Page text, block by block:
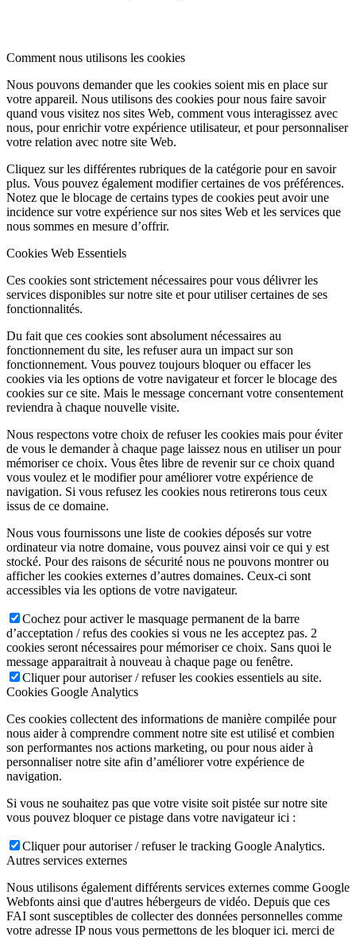
Comment nous utilisons les cookies
Nous pouvons demander que les cookies soient mis en place sur
votre appareil. Nous utilisons des cookies pour nous faire savoir
quand vous visitez nos sites Web, comment vous interagissez avec
nous, pour enrichir votre expérience utilisateur, et pour personnaliser
votre relation avec notre site Web.
Cliquez sur les différentes rubriques de la catégorie pour en savoir
plus. Vous pouvez également modifier certaines de vos préférences.
Notez que le blocage de certains types de cookies peut avoir une
incidence sur votre expérience sur nos sites Web et les services que
nous sommes en mesure d’offrir.
Cookies Web Essentiels
Ces cookies sont strictement nécessaires pour vous délivrer les
services disponibles sur notre site et pour utiliser certaines de ses
fonctionnalités.
Du fait que ces cookies sont absolument nécessaires au
fonctionnement du site, les refuser aura un impact sur son
fonctionnement. Vous pouvez toujours bloquer ou effacer les
cookies via les options de votre navigateur et forcer le blocage des
cookies sur ce site. Mais le message concernant votre consentement
reviendra à chaque nouvelle visite.
Nous respectons votre choix de refuser les cookies mais pour éviter
de vous le demander à chaque page laissez nous en utiliser un pour
mémoriser ce choix. Vous êtes libre de revenir sur ce choix quand
vous voulez et le modifier pour améliorer votre expérience de
navigation. Si vous refusez les cookies nous retirerons tous ceux
issus de ce domaine.
Nous vous fournissons une liste de cookies déposés sur votre
ordinateur via notre domaine, vous pouvez ainsi voir ce qui y est
stocké. Pour des raisons de sécurité nous ne pouvons montrer ou
afficher les cookies externes d’autres domaines. Ceux-ci sont
accessibles via les options de votre navigateur.
Cochez pour activer le masquage permanent de la barre
d’acceptation / refus des cookies si vous ne les acceptez pas. 2
cookies seront nécessaires pour mémoriser ce choix. Sans quoi le
message apparaitrait à nouveau à chaque page ou fenêtre.
Cliquer pour autoriser / refuser les cookies essentiels au site.
Cookies Google Analytics
Ces cookies collectent des informations de manière compilée pour
nous aider à comprendre comment notre site est utilisé et combien
son performantes nos actions marketing, ou pour nous aider à
personnaliser notre site afin d’améliorer votre expérience de
navigation.
Si vous ne souhaitez pas que votre visite soit pistée sur notre site
vous pouvez bloquer ce pistage dans votre navigateur ici :
Cliquer pour autoriser / refuser le tracking Google Analytics.
Autres services externes
Nous utilisons également différents services externes comme Google
Webfonts ainsi que d'autres hébergeurs de vidéo. Depuis que ces
FAI sont susceptibles de collecter des données personnelles comme
votre adresse IP nous vous permettons de les bloquer ici. merci de